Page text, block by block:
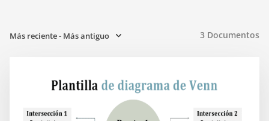
Más reciente - Más antiguo 3 Documentos